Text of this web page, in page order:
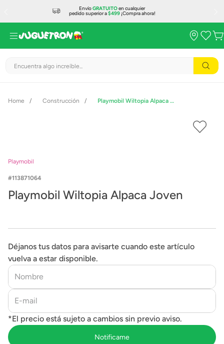
EnvíoGRATUITOen cualquier
pedido superior a$499¡Compra ahora!
Encuentra algo increíble...
Construcción Playmobil Wiltopia Alpaca Joven
Playmobil
113871064
Playmobil Wiltopia Alpaca Joven
Déjanos tus datos para avisarte cuando este artículo
vuelva a estar disponible.